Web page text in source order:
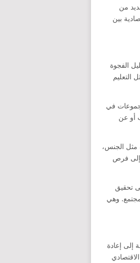
من
بين
الفجوة
التعليم
في
أو عن
مثل الجنس،
إلى فرص
تحقيق
وهي
إلى إعادة